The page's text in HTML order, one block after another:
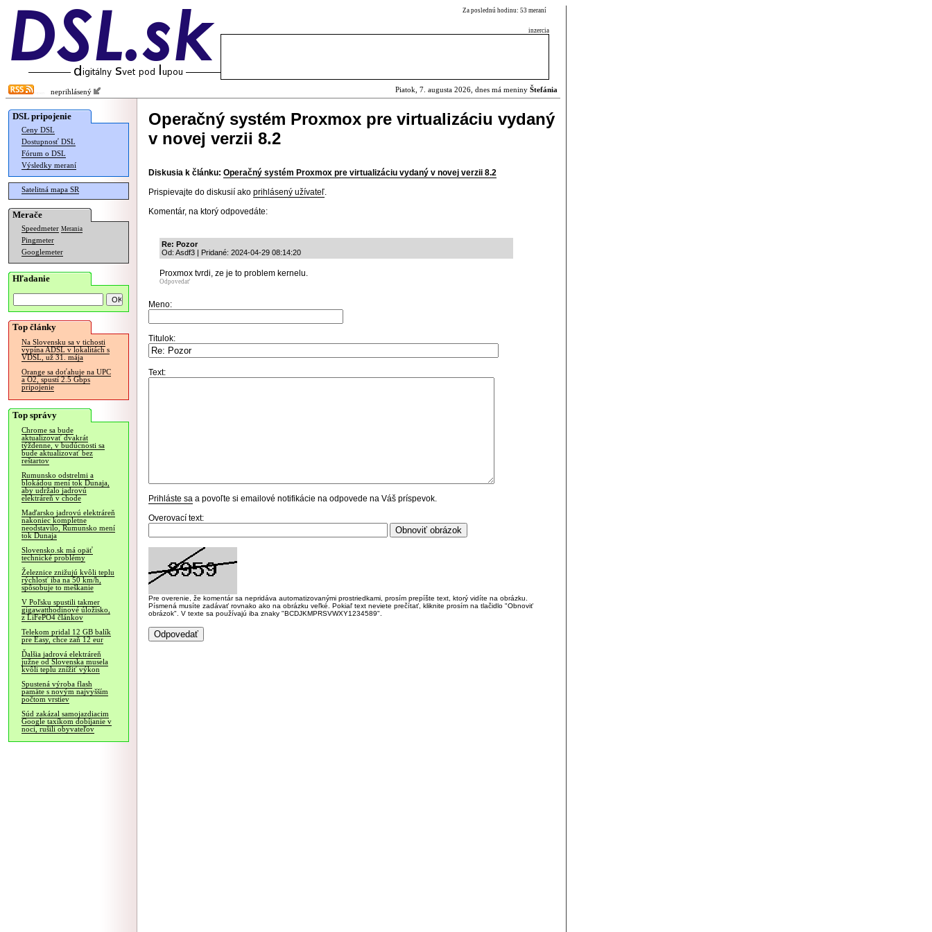
Za poslednú hodinu: 53 meraní
inzercia
neprihlásený Piatok, 7. augusta 2026, dnes má meniny Štefánia
DSL pripojenie
Ceny DSL
Dostupnosť DSL
Fórum o DSL
Výsledky meraní
Satelitná mapa SR
Merače
Speedmeter Merania
Pingmeter
Googlemeter
Hľadanie
Top články
Na Slovensku sa v tichosti
vypína ADSL v lokalitách s
VDSL, už 31. mája
Orange sa doťahuje na UPC
a O2, spustí 2.5 Gbps
pripojenie
Top správy
Chrome sa bude
aktualizovať dvakrát
týždenne, v budúcnosti sa
bude aktualizovať bez
reštartov
Rumunsko odstrelmi a
blokádou mení tok Dunaja,
aby udržalo jadrovú
elektráreň v chode
Maďarsko jadrovú elektráreň
nakoniec kompletne
neodstavilo, Rumunsko mení
tok Dunaja
Slovensko.sk má opäť
technické problémy
Železnice znižujú kvôli teplu
rýchlosť iba na 50 km/h,
spôsobuje to meškanie
V Poľsku spustili takmer
gigawatthodinové úložisko,
z LiFePO4 článkov
Telekom pridal 12 GB balík
pre Easy, chce zaň 12 eur
Ďalšia jadrová elektráreň
južne od Slovenska musela
kvôli teplu znížiť výkon
Spustená výroba flash
pamäte s novým najvyšším
počtom vrstiev
Súd zakázal samojazdiacim
Google taxíkom dobíjanie v
noci, rušili obyvateľov
Operačný systém Proxmox pre virtualizáciu vydaný
v novej verzii 8.2
Diskusia k článku: Operačný systém Proxmox pre virtualizáciu vydaný v novej verzii 8.2
Prispievajte do diskusií ako prihlásený užívateľ.
Komentár, na ktorý odpovedáte:
Re: Pozor
Od: Asdf3 | Pridané: 2024-04-29 08:14:20
Proxmox tvrdi, ze je to problem kernelu.
Odpovedať
Meno:
Titulok:
Text:
Prihláste sa a povoľte si emailové notifikácie na odpovede na Váš príspevok.
Overovací text:
Pre overenie, že komentár sa nepridáva automatizovanými prostriedkami, prosím prepíšte text, ktorý vidíte na obrázku.
Písmená musíte zadávať rovnako ako na obrázku veľké. Pokiaľ text neviete prečítať, kliknite prosím na tlačidlo "Obnoviť
obrázok". V texte sa používajú iba znaky "BCDJKMPRSVWXY1234589".